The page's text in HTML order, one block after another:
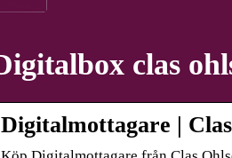
clas
Digitalmottagare |